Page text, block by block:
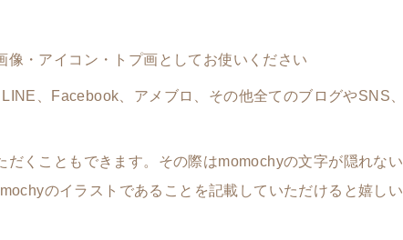
・アイコン・トプ画としてお使いください
、Facebook、アメブロ、その他全てのブログやSNS、
くこともできます。その際はmomochyの文字が隠れない
のイラストであることを記載していただけると嬉しい